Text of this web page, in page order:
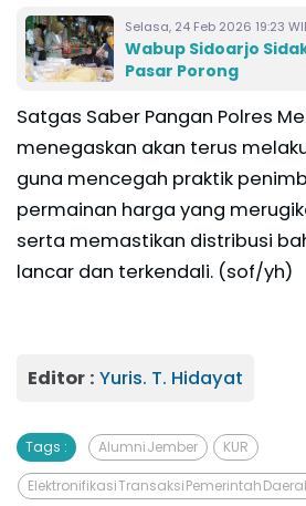
Selasa, 24 Feb 2026 19:23
Wabup Sidoarjo
Pasar Porong
Satgas Saber Pangan Polres
menegaskan akan terus
guna mencegah praktik
permainan harga yang
serta memastikan distribusi
lancar dan terkendali. (sof/yh)
Editor : Yuris. T. Hidayat
Tags : Alumni Jember KUR
Elektronifikasi Transaksi Pemerintah